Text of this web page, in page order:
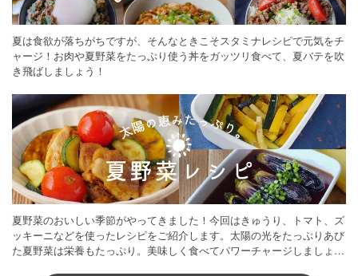
夏は食欲が落ちがちですが、そんなときこそスタミナレシピで元気をチ
ャージ！お肉や夏野菜をたっぷり使う丼をガッツリ食べて、夏バテを吹
き飛ばしましょう！
夏野菜のおいしい季節がやってきました！今回はきゅうり、トマト、ズ
ッキーニなどを使ったレシピをご紹介します。太陽の光をたっぷりあび
た夏野菜は栄養もたっぷり。美味しく食べてパワーチャージしましょう